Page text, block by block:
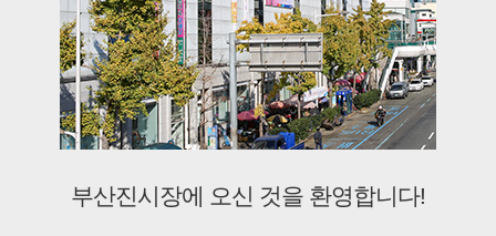
부산진시장에 오신 것을 환영합니다!